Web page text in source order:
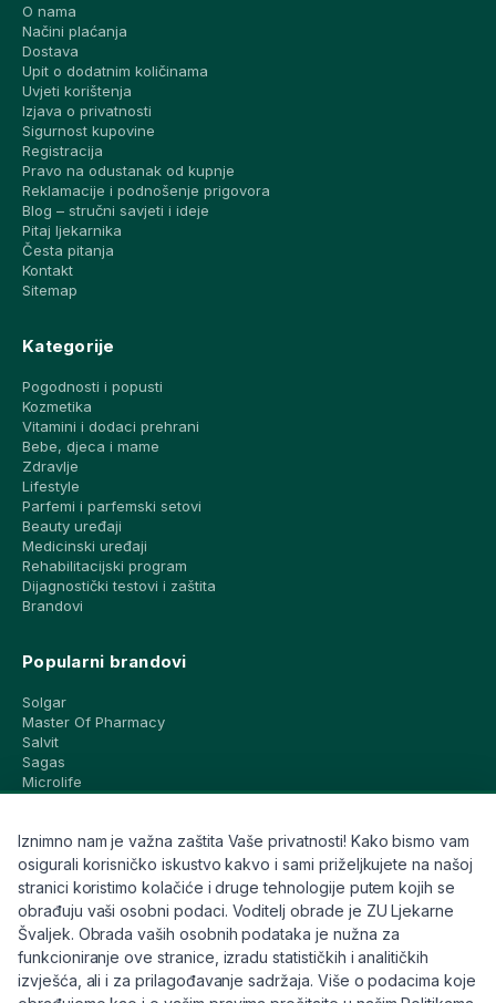
O nama
Načini plaćanja
Dostava
Upit o dodatnim količinama
Uvjeti korištenja
Izjava o privatnosti
Sigurnost kupovine
Registracija
Pravo na odustanak od kupnje
Reklamacije i podnošenje prigovora
Blog – stručni savjeti i ideje
Pitaj ljekarnika
Česta pitanja
Kontakt
Sitemap
Kategorije
Pogodnosti i popusti
Kozmetika
Vitamini i dodaci prehrani
Bebe, djeca i mame
Zdravlje
Lifestyle
Parfemi i parfemski setovi
Beauty uređaji
Medicinski uređaji
Rehabilitacijski program
Dijagnostički testovi i zaštita
Brandovi
Popularni brandovi
Solgar
Master Of Pharmacy
Salvit
Sagas
Microlife
CeraVe
Eucerin
Avene
Bioderma
Svi brandovi
Info
Iznimno nam je važna zaštita Vaše privatnosti! Kako bismo vam
osigurali korisničko iskustvo kakvo i sami priželjkujete na našoj
stranici koristimo kolačiće i druge tehnologije putem kojih se
obrađuju vaši osobni podaci. Voditelj obrade je ZU Ljekarne
Švaljek. Obrada vaših osobnih podataka je nužna za
funkcioniranje ove stranice, izradu statističkih i analitičkih
izvješća, ali i za prilagođavanje sadržaja. Više o podacima koje